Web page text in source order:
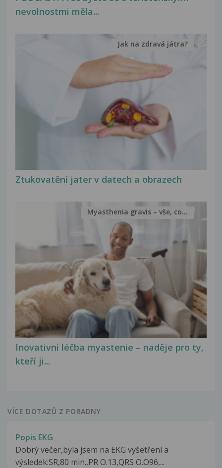
nevolnostmi měla...
Ztukovatění jater v datech a obrazech
Jak na zdravá játra?
Inovativní léčba myastenie – naděje pro ty,
kteří ji...
Myasthenia gravis – vše, co...
VÍCE DOTAZŮ Z PORADNY
Popis EKG
Dobrý večer,byla jsem na EKG vyšetření a
výsledek:SR,80 min.,PR O.13,QRS O.O96,...